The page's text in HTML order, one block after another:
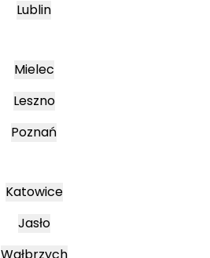
Lublin
Mielec
Leszno
Poznań
Katowice
Jasło